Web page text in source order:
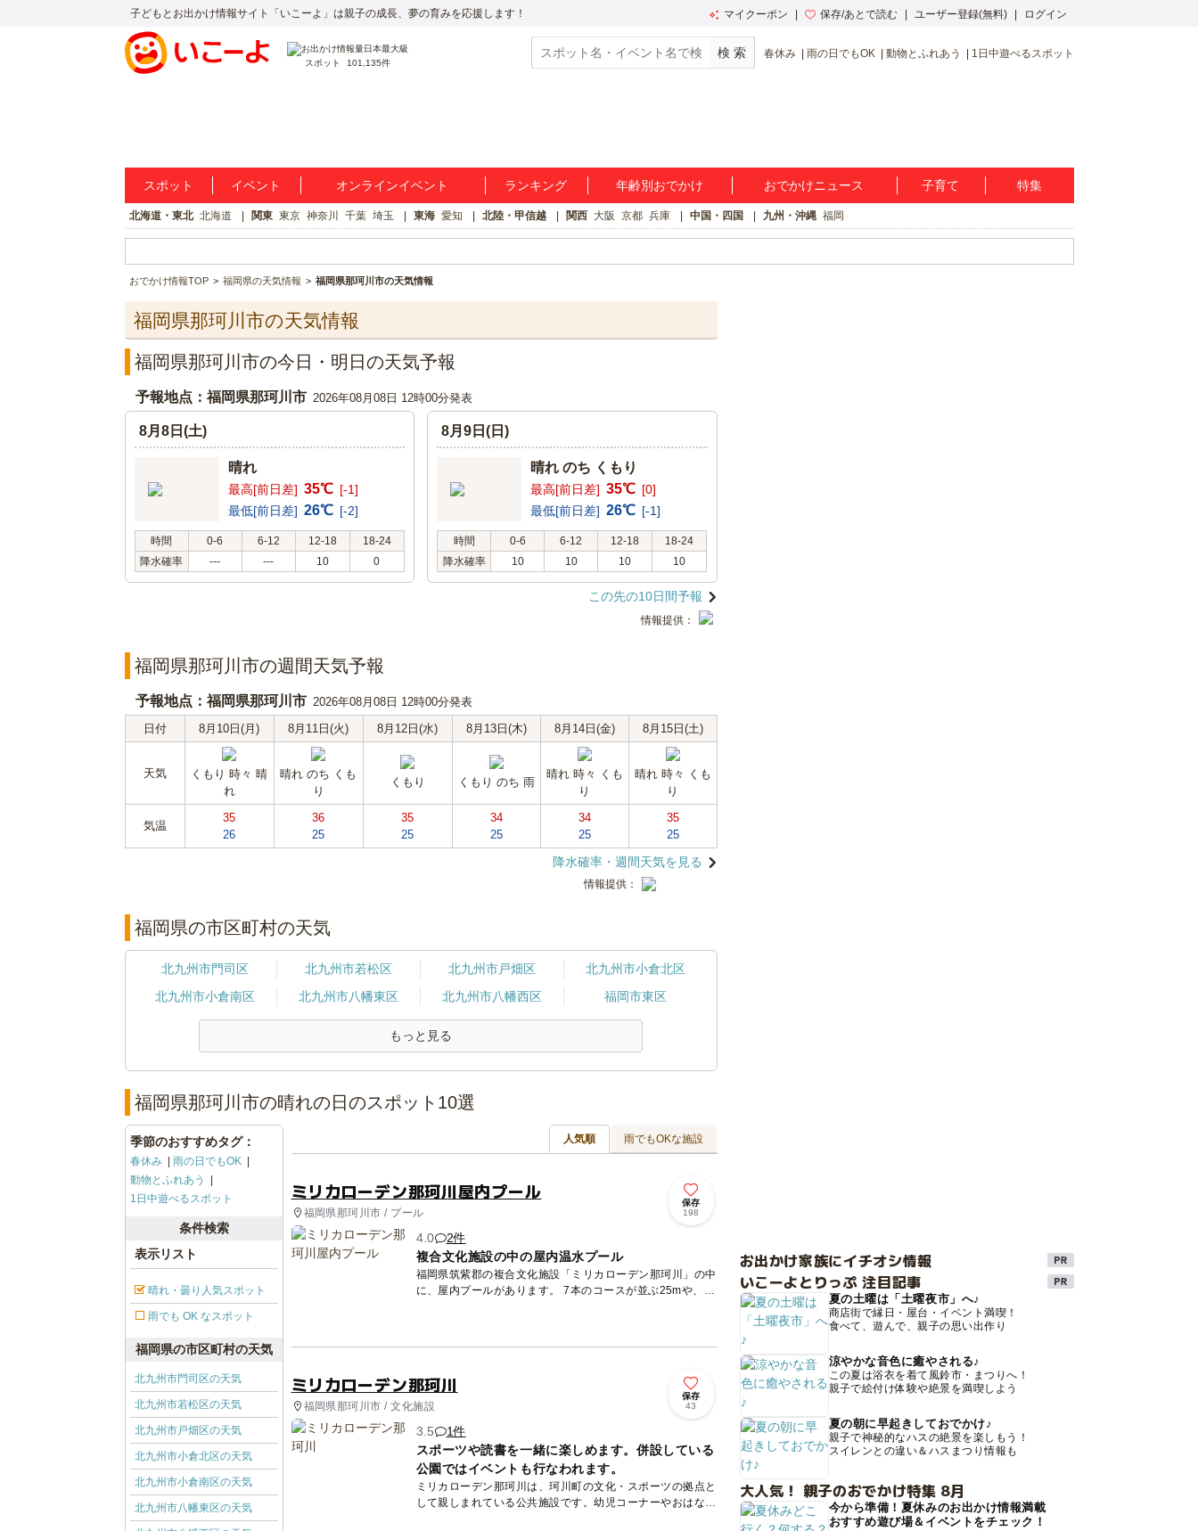
子どもとお出かけ情報サイト「いこーよ」は親子の成長、夢の育みを応援します！ マイクーポン 保存/あとで読む ユーザー登録(無料) ログイン
スポット 101,135件
春休み 雨の日でもOK 動物とふれあう 1日中遊べるスポット
スポット イベント オンラインイベント ランキング 年齢別おでかけ おでかけニュース 子育て 特集
北海道・東北 北海道 関東 東京 神奈川 千葉 埼玉 東海 愛知 北陸・甲信越 関西 大阪 京都 兵庫 中国・四国 九州・沖縄 福岡
おでかけ情報TOP 福岡県の天気情報 福岡県那珂川市の天気情報
福岡県那珂川市の天気情報
福岡県那珂川市の今日・明日の天気予報
予報地点：福岡県那珂川市 2026年08月08日 12時00分発表
8月8日(土)
晴れ
最高[前日差] 35℃ [-1]
最低[前日差] 26℃ [-2]
時間 0-6 6-12 12-18
18-24
降水確率
--- --- 10 0
8月9日(日)
晴れ のち くもり
最高[前日差] 35℃ [0]
最低[前日差] 26℃ [-1]
時間 0-6 6-12 12-18
18-24
降水確率
10 10 10 10
この先の10日間予報
情報提供：
福岡県那珂川市の週間天気予報
予報地点：福岡県那珂川市 2026年08月08日 12時00分発表
日付
8月10日(月) 8月11日(火) 8月12日(水) 8月13日(木) 8月14日(金) 8月15日(土)
天気
くもり 時々 晴
れ
晴れ のち くも
り
くもり くもり のち 雨
晴れ 時々 くも
り
晴れ 時々 くも
り
気温
35
26
36
25
35
25
34
25
34
25
35
25
降水確率・週間天気を見る
情報提供：
福岡県の市区町村の天気
北九州市門司区 北九州市若松区 北九州市戸畑区
北九州市小倉北区
北九州市小倉南区
北九州市八幡東区 北九州市八幡西区 福岡市東区
もっと見る
福岡県那珂川市の晴れの日のスポット10選
人気順 雨でもOKな施設
ミリカローデン那珂川屋内プール
福岡県那珂川市 / プール
保存
198
4.0
2件
複合文化施設の中の屋内温水プール
福岡県筑紫郡の複合文化施設「ミリカローデン那珂川」の中
に、屋内プールがあります。 7本のコースが並ぶ25mや、水
ミリカローデン那珂川
福岡県那珂川市 / 文化施設
保存
43
3.5
1件
スポーツや読書を一緒に楽しめます。併設している
公園ではイベントも行なわれます。
ミリカローデン那珂川は、珂川町の文化・スポーツの拠点と
して親しまれている公共施設です。幼児コーナーやおはなし
季節のおすすめタグ：
春休み
雨の日でもOK
動物とふれあう
1日中遊べるスポット
条件検索
表示リスト
晴れ・曇り人気スポット
雨でも OK なスポット
福岡県の市区町村の天気
北九州市門司区の天気
北九州市若松区の天気
北九州市戸畑区の天気
北九州市小倉北区の天気
北九州市小倉南区の天気
北九州市八幡東区の天気
お出かけ家族にイチオシ情報
いこーよとりっぷ 注目記事
夏の土曜は「土曜夜市」へ♪
商店街で縁日・屋台・イベント満喫！
食べて、遊んで、親子の思い出作り
涼やかな音色に癒やされる♪
この夏は浴衣を着て風鈴市・まつりへ！
親子で絵付け体験や絶景を満喫しよう
夏の朝に早起きしておでかけ♪
親子で神秘的なハスの絶景を楽しもう！
スイレンとの違い＆ハスまつり情報も
大人気！ 親子のおでかけ特集 8月
今から準備！夏休みのお出かけ情報満載
おすすめ遊び場＆イベントをチェック！